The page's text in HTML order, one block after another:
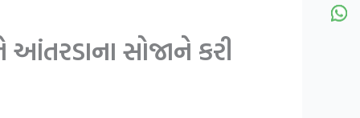
સોજાને કરી